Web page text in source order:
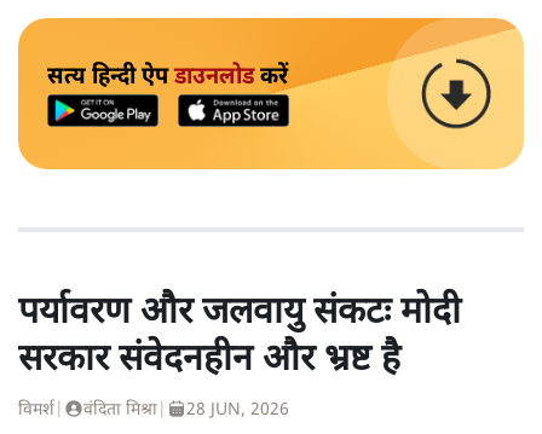
सत्य हिन्दी ऐपडाउनलोडकरें
पर्यावरण और जलवायु संकटः मोदी
सरकार संवेदनहीन और भ्रष्ट है
विमर्श वंदिता मिश्रा 28 JUN, 2026